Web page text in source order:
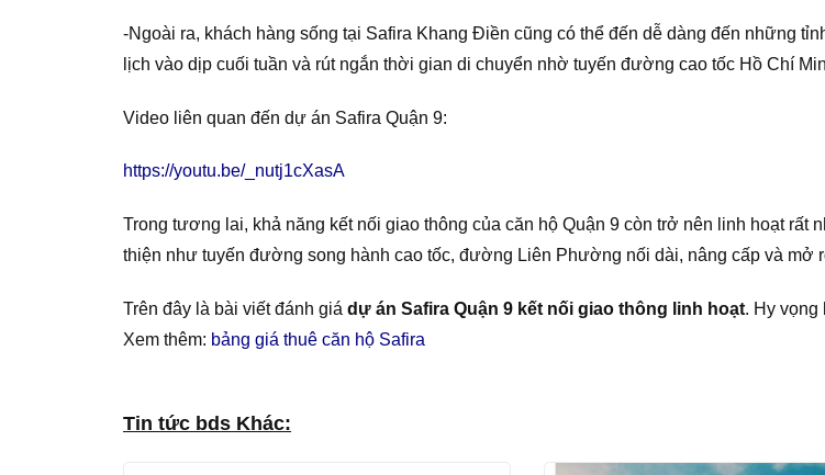
-Ngoài ra, khách hàng sống tại Safira Khang Điền cũng có thể đến dễ dàng đến những
lịch vào dịp cuối tuần và rút ngắn thời gian di chuyển nhờ tuyến đường cao tốc Hồ Chí
Video liên quan đến dự án Safira Quận 9:
https://youtu.be/_nutj1cXasA
Trong tương lai, khả năng kết nối giao thông của căn hộ Quận 9 còn trở nên linh hoạt
thiện như tuyến đường song hành cao tốc, đường Liên Phường nối dài, nâng cấp và
Trên đây là bài viết đánh giá dự án Safira Quận 9 kết nối giao thông linh hoạt. Hy vọng
Xem thêm: bảng giá thuê căn hộ Safira
Tin tức bds Khác: